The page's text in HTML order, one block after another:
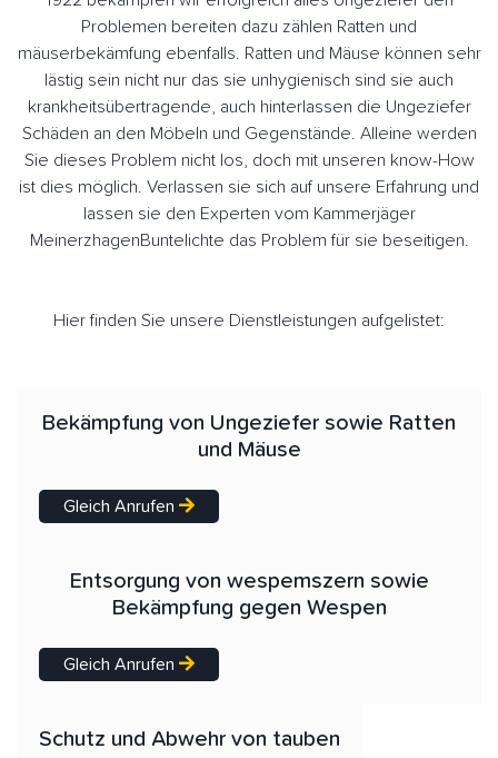
Problemen bereiten dazu zählen Ratten und
mäuserbekämfung ebenfalls. Ratten und Mäuse können sehr
lästig sein nicht nur das sie unhygienisch sind sie auch
krankheitsübertragende, auch hinterlassen die Ungeziefer
Schäden an den Möbeln und Gegenstände. Alleine werden
Sie dieses Problem nicht los, doch mit unseren know-How
ist dies möglich. Verlassen sie sich auf unsere Erfahrung und
lassen sie den Experten vom Kammerjäger
MeinerzhagenBuntelichte das Problem für sie beseitigen.
Hier finden Sie unsere Dienstleistungen aufgelistet:
Bekämpfung von Ungeziefer sowie Ratten
und Mäuse
Gleich Anrufen
Entsorgung von wespemszern sowie
Bekämpfung gegen Wespen
Gleich Anrufen
Schutz und Abwehr von tauben